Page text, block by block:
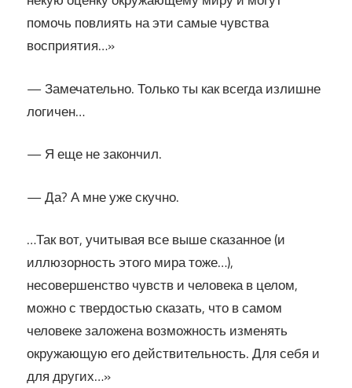
помочь повлиять на эти самые чувства
восприятия…»
— Замечательно. Только ты как всегда излишне
логичен…
— Я еще не закончил.
— Да? А мне уже скучно.
…Так вот, учитывая все выше сказанное (и
иллюзорность этого мира тоже…),
несовершенство чувств и человека в целом,
можно с твердостью сказать, что в самом
человеке заложена возможность изменять
окружающую его действительность. Для себя и
для других…»